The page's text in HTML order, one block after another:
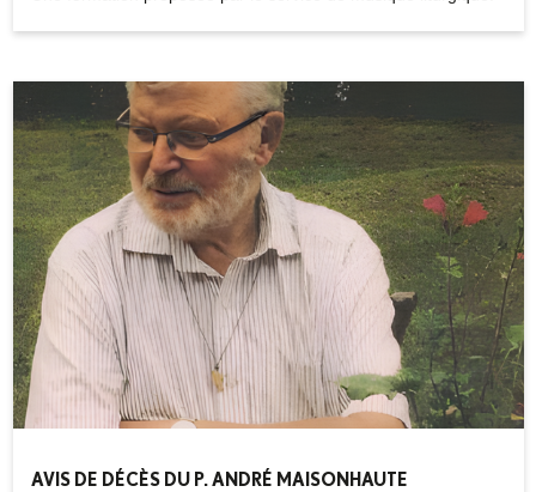
AVIS DE DÉCÈS DU P. ANDRÉ MAISONHAUTE